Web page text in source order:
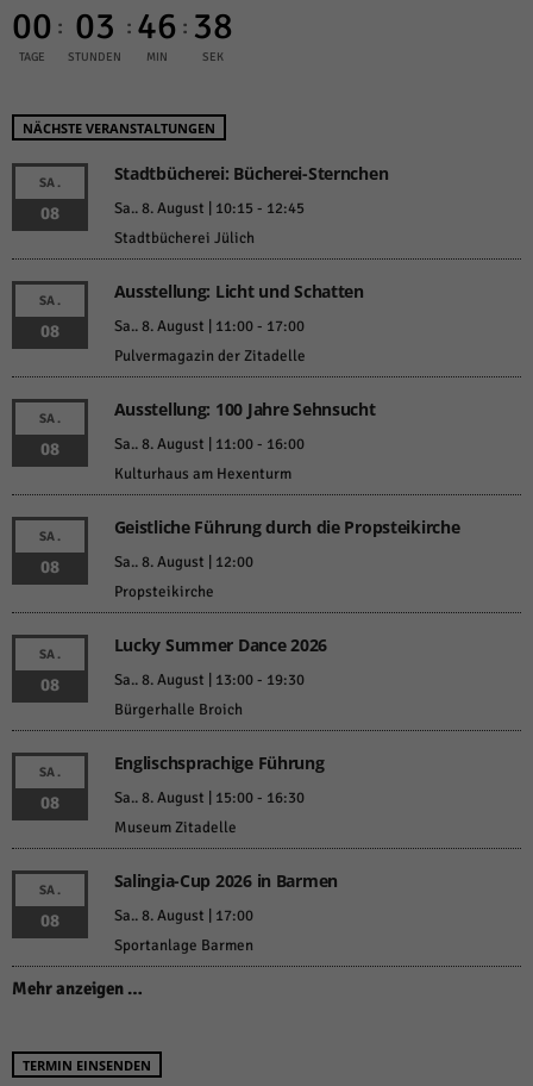
00
TAGE
: 03
STUNDEN
: 46
MIN
: 38
SEK
NÄCHSTE VERANSTALTUNGEN
SA.
08
Stadtbücherei: Bücherei-Sternchen
Sa.. 8. August | 10:15 - 12:45
Stadtbücherei Jülich
SA.
08
Ausstellung: Licht und Schatten
Sa.. 8. August | 11:00- 17:00
Pulvermagazin der Zitadelle
SA.
08
Ausstellung: 100 Jahre Sehnsucht
Sa.. 8. August | 11:00- 16:00
Kulturhaus am Hexenturm
SA.
08
Geistliche Führung durch die Propsteikirche
Sa.. 8. August | 12:00
Propsteikirche
SA.
08
Lucky Summer Dance 2026
Sa.. 8. August | 13:00- 19:30
Bürgerhalle Broich
SA.
08
Englischsprachige Führung
Sa.. 8. August | 15:00- 16:30
Museum Zitadelle
SA.
08
Salingia-Cup 2026 in Barmen
Sa.. 8. August | 17:00
Sportanlage Barmen
Mehr anzeigen …
TERMIN EINSENDEN